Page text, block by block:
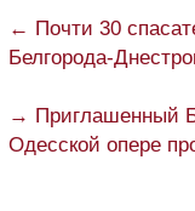
← Почти 30
Белгорода-
→ Приглашенный
Одесской опере